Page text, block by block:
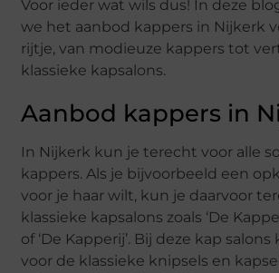
Voor ieder wat wils dus! In deze
we het aanbod kappers in Nijkerk
rijtje, van modieuze kappers tot
klassieke kapsalons.
Aanbod kappers in
In Nijkerk kun je terecht voor alle
kappers. Als je bijvoorbeeld een
voor je haar wilt, kun je daarvoor
klassieke kapsalons zoals ‘De
of ‘De Kapperij’. Bij deze kap
voor de klassieke knipsels en